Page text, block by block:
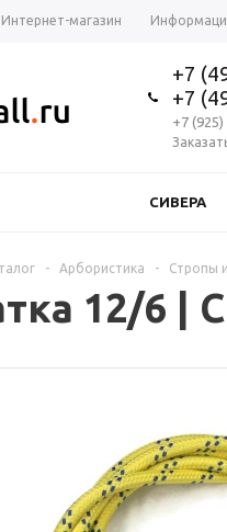
Интернет-магазин
+7
+7
+7
СИВЕРА
- Арбористика - Стропы
12/6 |